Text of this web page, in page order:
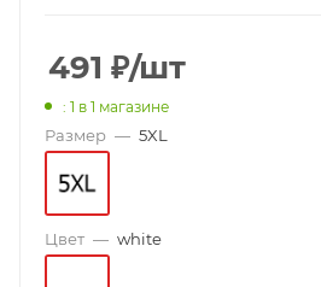
491 ₽/шт
: 1 в 1 магазине
Размер — 5XL
Цвет — white